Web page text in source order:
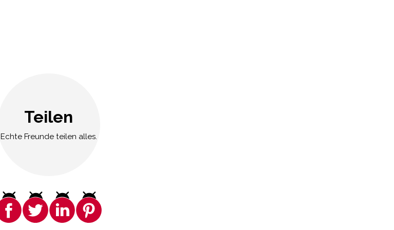
Teilen
Echte Freunde teilen alles.